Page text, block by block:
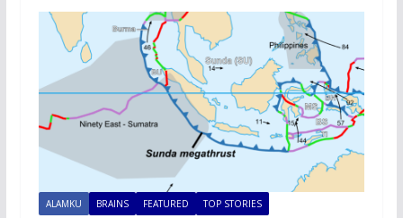
ALAMKU BRAINS FEATURED TOP STORIES